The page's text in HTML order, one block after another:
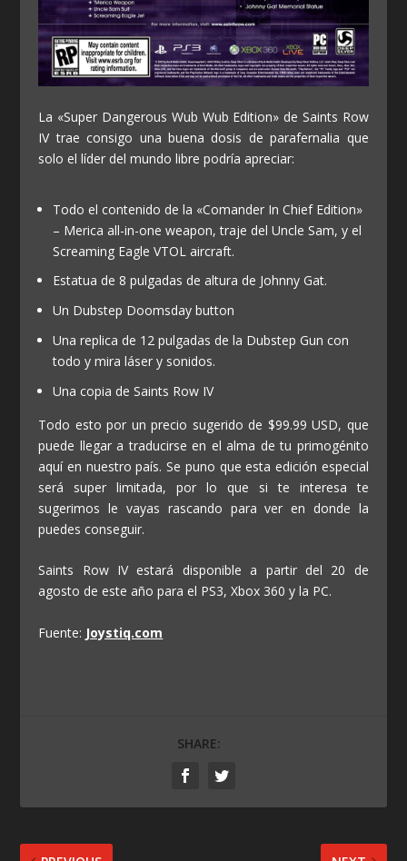
La «Super Dangerous Wub Wub Edition» de Saints Row
IV trae consigo una buena dosis de parafernalia que
solo el líder del mundo libre podría apreciar:
Todo el contenido de la «Comander In Chief Edition»
– Merica all-in-one weapon, traje del Uncle Sam, y el
Screaming Eagle VTOL aircraft.
Estatua de 8 pulgadas de altura de Johnny Gat.
Un Dubstep Doomsday button
Una replica de 12 pulgadas de la Dubstep Gun con
todo y mira láser y sonidos.
Una copia de Saints Row IV
Todo esto por un precio sugerido de $99.99 USD, que
puede llegar a traducirse en el alma de tu primogénito
aquí en nuestro país. Se puno que esta edición especial
será super limitada, por lo que si te interesa te
sugerimos le vayas rascando para ver en donde la
puedes conseguir.
Saints Row IV estará disponible a partir del 20 de
agosto de este año para el PS3, Xbox 360 y la PC.
Fuente: Joystiq.com
SHARE: